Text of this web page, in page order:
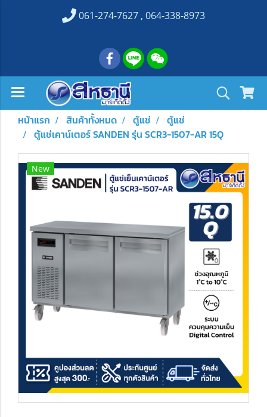
061-274-7627 , 064-338-8973
หน้าแรก สินค้าทั้งหมด ตู้แช่
ตู้แช่
ตู้แช่เคาน์เตอร์ SANDEN รุ่น SCR3-1507-AR 15Q
New